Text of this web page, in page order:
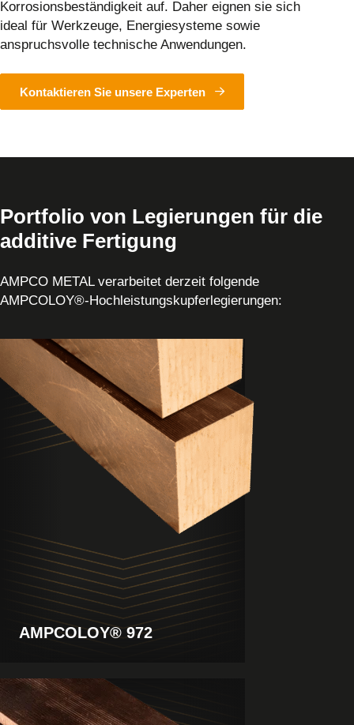
Korrosionsbeständigkeit auf. Daher eignen sie sich
ideal für Werkzeuge, Energiesysteme sowie
anspruchsvolle technische Anwendungen.
Kontaktieren Sie unsere Experten
Portfolio von Legierungen für die
additive Fertigung
AMPCO METAL verarbeitet derzeit folgende
AMPCOLOY®-Hochleistungskupferlegierungen:
Produkt
anzeigen
AMPCOLOY® 972
Produkt
anzeigen